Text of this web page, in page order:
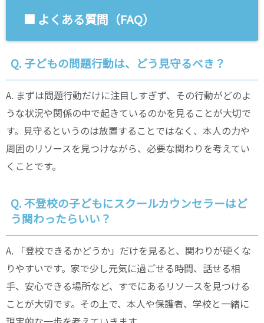
■ よくある質問（FAQ）
Q. 子どもの問題行動は、どう見守るべき？
A. まずは問題行動だけに注目しすぎず、その行動がどのよ
うな状況や関係の中で起きているのかを見ることが大切で
す。見守るというのは放置することではなく、本人の力や
周囲のリソースを見つけながら、必要な関わりを考えてい
くことです。
Q. 不登校の子どもにスクールカウンセラーはど
う関わったらいい？
A. 「登校できるかどうか」だけを見ると、関わりが硬くな
りやすいです。家で少し元気に過ごせる時間、話せる相
手、安心できる場所など、すでにあるリソースを見つける
ことが大切です。その上で、本人や保護者、学校と一緒に